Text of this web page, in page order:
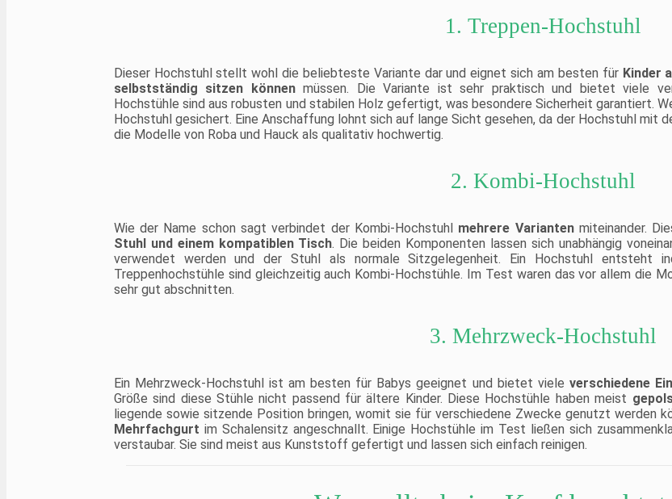
1. Treppen-Hochstuhl
Dieser Hochstuhl stellt wohl die beliebteste Variante dar und eignet sich am besten für Kinder
selbstständig sitzen könnenmüssen. Die Variante ist sehr praktisch und bietet viele
Hochstühle sind aus robusten und stabilen Holz gefertigt, was besondere Sicherheit garantiert.
Hochstuhl gesichert. Eine Anschaffung lohnt sich auf lange Sicht gesehen, da der Hochstuhl mit
die Modelle von Roba und Hauck als qualitativ hochwertig.
2. Kombi-Hochstuhl
Wie der Name schon sagt verbindet der Kombi-Hochstuhlmehrere Variantenmiteinander.
Stuhl und einem kompatiblen Tisch. Die beiden Komponenten lassen sich unabhängig
verwendet werden und der Stuhl als normale Sitzgelegenheit. Ein Hochstuhl entsteht
Treppenhochstühle sind gleichzeitig auch Kombi-Hochstühle. Im Test waren das vor allem die
sehr gut abschnitten.
3. Mehrzweck-Hochstuhl
Ein Mehrzweck-Hochstuhl ist am besten für Babys geeignet und bietet viele verschiedene
Größe sind diese Stühle nicht passend für ältere Kinder. Diese Hochstühle haben meist
liegende sowie sitzende Position bringen, womit sie für verschiedene Zwecke genutzt werden
Mehrfachgurt im Schalensitz angeschnallt. Einige Hochstühle im Test ließen sich
verstaubar. Sie sind meist aus Kunststoff gefertigt und lassen sich einfach reinigen.